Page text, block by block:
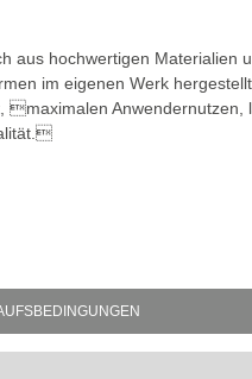
aus hochwertigen Materialien
im eigenen Werk
maximalen Anwendernutzen,